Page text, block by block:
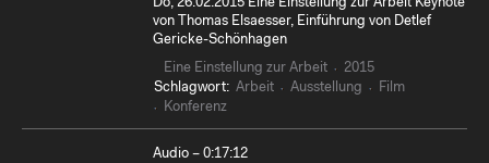
von Thomas Elsaesser, Einführung von Detlef
Gericke-Schönhagen
Eine Einstellung zur Arbeit
2015
Schlagwort: Arbeit Ausstellung
Film
Konferenz
Audio – 0:17:12